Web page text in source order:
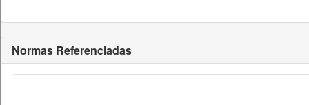
Normas Referenciadas